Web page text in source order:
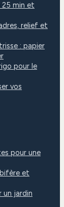
25 min et
relief et
: papier
pour le
vos
pour une
et
un jardin